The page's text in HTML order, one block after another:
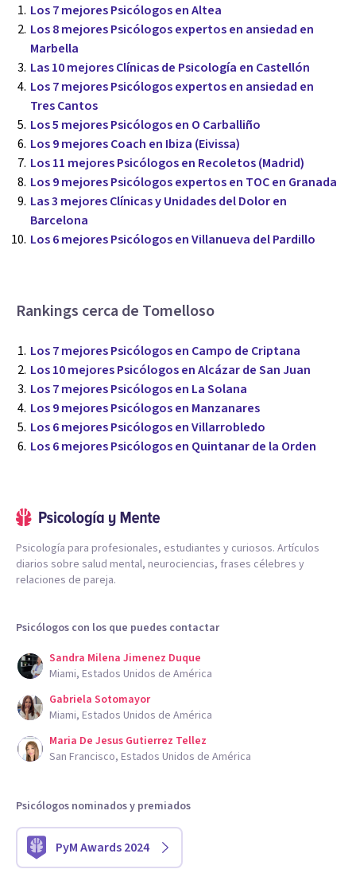
Los 7 mejores Psicólogos en Altea
Los 8 mejores Psicólogos expertos en ansiedad en
Marbella
Las 10 mejores Clínicas de Psicología en Castellón
Los 7 mejores Psicólogos expertos en ansiedad en
Tres Cantos
Los 5 mejores Psicólogos en O Carballiño
Los 9 mejores Coach en Ibiza (Eivissa)
Los 11 mejores Psicólogos en Recoletos (Madrid)
Los 9 mejores Psicólogos expertos en TOC en Granada
Las 3 mejores Clínicas y Unidades del Dolor en
Barcelona
Los 6 mejores Psicólogos en Villanueva del Pardillo
Rankings cerca de Tomelloso
Los 7 mejores Psicólogos en Campo de Criptana
Los 10 mejores Psicólogos en Alcázar de San Juan
Los 7 mejores Psicólogos en La Solana
Los 9 mejores Psicólogos en Manzanares
Los 6 mejores Psicólogos en Villarrobledo
Los 6 mejores Psicólogos en Quintanar de la Orden
Psicología para profesionales, estudiantes y curiosos. Artículos
diarios sobre salud mental, neurociencias, frases célebres y
relaciones de pareja.
Psicólogos con los que puedes contactar
Sandra Milena Jimenez Duque
Miami, Estados Unidos de América
Gabriela Sotomayor
Miami, Estados Unidos de América
Maria De Jesus Gutierrez Tellez
San Francisco, Estados Unidos de América
Psicólogos nominados y premiados
PyM Awards 2024